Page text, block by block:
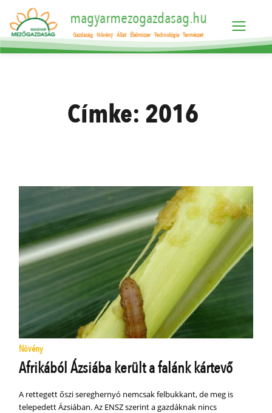
magyarmezogazdasag.hu
Gazdaság Növény Állat Élelmiszer Technológia Természet
Címke: 2016
Növény
Afrikából Ázsiába került a falánk kártevő
A rettegett őszi sereghernyó nemcsak felbukkant, de meg is
telepedett Ázsiában. Az ENSZ szerint a gazdáknak nincs